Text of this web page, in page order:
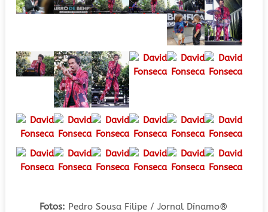
Fotos: Pedro Sousa Filipe / Jornal Dínamo®